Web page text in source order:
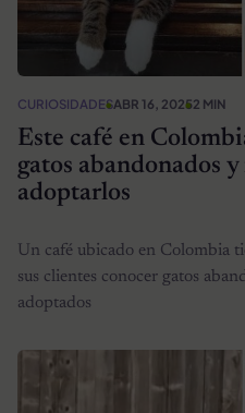
CURIOSIDADESABR 16, 20252 MIN
Este café en
gatos abandonados
adoptarlos
Un café ubicado en Colombia
sus clientes conocer gatos
adoptados